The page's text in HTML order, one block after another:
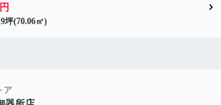
坪(70.06㎡)
ア